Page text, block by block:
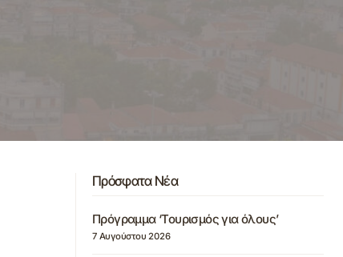
Πρόσφατα Νέα
Πρόγραμμα ‘Τουρισμός για όλους’
7 Αυγούστου 2026